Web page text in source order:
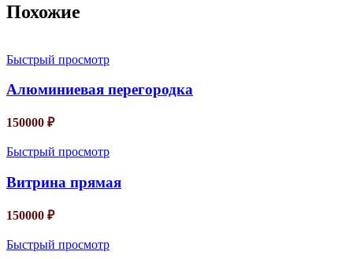
Похожие
Быстрый просмотр
Алюминиевая перегородка
150000 ₽
Быстрый просмотр
Витрина прямая
150000 ₽
Быстрый просмотр